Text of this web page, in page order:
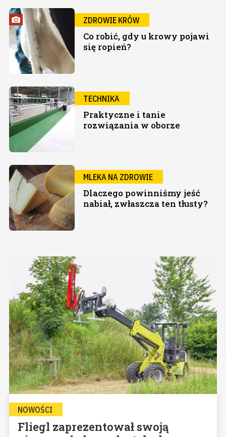
ZDROWIE KRÓW
Co robić, gdy u krowy pojawi
się ropień?
TECHNIKA
Praktyczne i tanie
rozwiązania w oborze
MLEKA NA ZDROWIE
Dlaczego powinniśmy jeść
nabiał, zwłaszcza ten tłusty?
NOWOŚCI
Fliegl zaprezentował swoją